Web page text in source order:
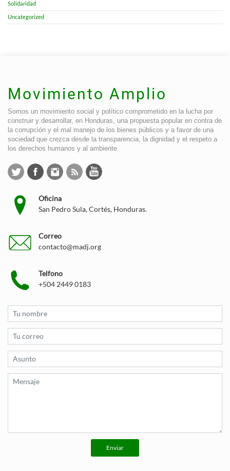
Solidaridad
Uncategorized
Movimiento Amplio
Somos un movimiento social y político comprometido en la lucha por
construir y desarrollar, en Honduras, una propuesta popular en contra de
la corrupción y el mal manejo de los bienes públicos y a favor de una
sociedad que crezca desde la transparencia, la dignidad y el respeto a
los derechos humanos y al ambiente.
Oficina
San Pedro Sula, Cortés, Honduras.
Correo
contacto@madj.org
Telfono
+504 2449 0183
Enviar